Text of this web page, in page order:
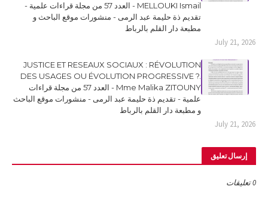
MELLOUKI Ismail - العدد 57 من مجلة قراءات علمية -
تقديم ذة حليمة عبد الرمى - منشورات موقع الباحث و
مطبعة دار القلم بالرباط
July 21, 2026
JUSTICE ET RESEAUX SOCIAUX : RÉVOLUTION
DES USAGES OU ÉVOLUTION PROGRESSIVE ?.
Mme Malika ZITOUNY - العدد 57 من مجلة قراءات
علمية - تقديم ذة حليمة عبد الرمى - منشورات موقع الباحث
و مطبعة دار القلم بالرباط
July 21, 2026
إرسال تعليق
0 تعليقات